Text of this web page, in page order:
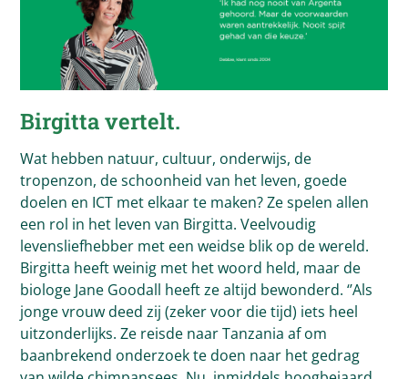
Birgitta vertelt.
Wat hebben natuur, cultuur, onderwijs, de
tropenzon, de schoonheid van het leven, goede
doelen en ICT met elkaar te maken? Ze spelen allen
een rol in het leven van Birgitta. Veelvoudig
levensliefhebber met een weidse blik op de wereld.
Birgitta heeft weinig met het woord held, maar de
biologe Jane Goodall heeft ze altijd bewonderd. ‘’Als
jonge vrouw deed zij (zeker voor die tijd) iets heel
uitzonderlijks. Ze reisde naar Tanzania af om
baanbrekend onderzoek te doen naar het gedrag